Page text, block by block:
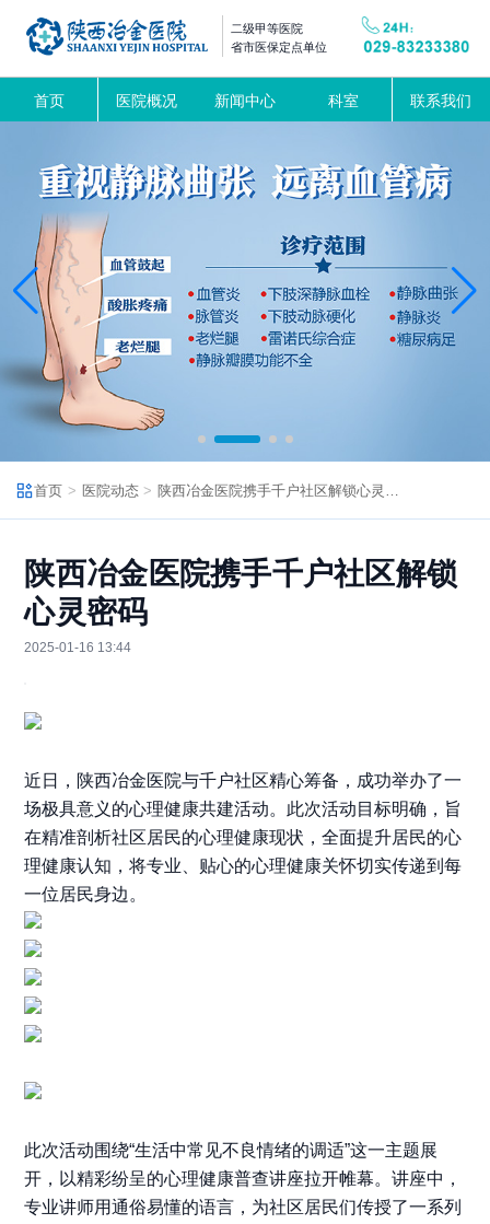
二级甲等医院
省市医保定点单位
首页 医院概况 新闻中心 科室 联系我们
首页 医院动态
陕西冶金医院携手千户社区解锁
心灵密码
2025-01-16 13:44
近日，陕西冶金医院与千户社区精心筹备，成功举办了一
场极具意义的心理健康共建活动。此次活动目标明确，旨
在精准剖析社区居民的心理健康现状，全面提升居民的心
理健康认知，将专业、贴心的心理健康关怀切实传递到每
一位居民身边。
此次活动围绕“生活中常见不良情绪的调适”这一主题展
开，以精彩纷呈的心理健康普查讲座拉开帷幕。讲座中，
专业讲师用通俗易懂的语言，为社区居民们传授了一系列